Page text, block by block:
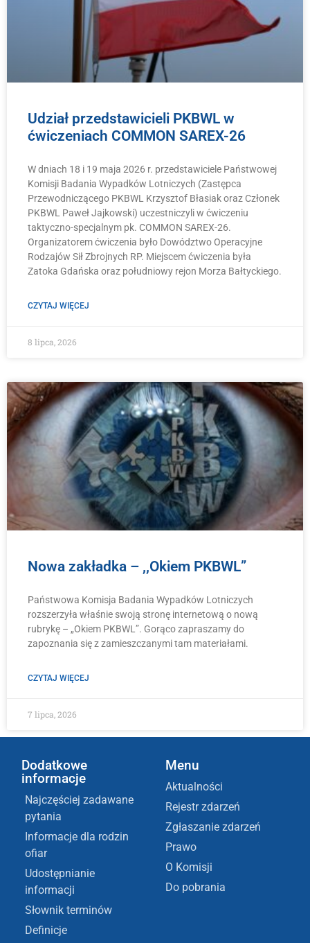
Udział przedstawicieli PKBWL w
ćwiczeniach COMMON SAREX-26
W dniach 18 i 19 maja 2026 r. przedstawiciele Państwowej
Komisji Badania Wypadków Lotniczych (Zastępca
Przewodniczącego PKBWL Krzysztof Błasiak oraz Członek
PKBWL Paweł Jajkowski) uczestniczyli w ćwiczeniu
taktyczno-specjalnym pk. COMMON SAREX-26.
Organizatorem ćwiczenia było Dowództwo Operacyjne
Rodzajów Sił Zbrojnych RP. Miejscem ćwiczenia była
Zatoka Gdańska oraz południowy rejon Morza Bałtyckiego.
CZYTAJ WIĘCEJ
8 lipca, 2026
Nowa zakładka – ,,Okiem PKBWL”
Państwowa Komisja Badania Wypadków Lotniczych
rozszerzyła właśnie swoją stronę internetową o nową
rubrykę – „Okiem PKBWL”. Gorąco zapraszamy do
zapoznania się z zamieszczanymi tam materiałami.
CZYTAJ WIĘCEJ
7 lipca, 2026
Dodatkowe
informacje
Najczęściej zadawane
pytania
Informacje dla rodzin
ofiar
Udostępnianie
informacji
Słownik terminów
Definicje
Menu
Aktualności
Rejestr zdarzeń
Zgłaszanie zdarzeń
Prawo
O Komisji
Do pobrania